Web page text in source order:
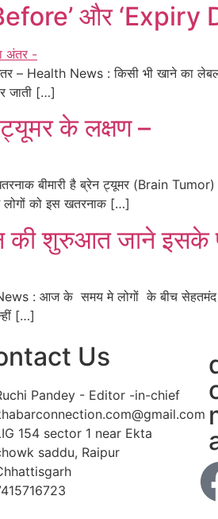
और ‘Expiry
– Health News : किसी भी खाने का
जाती […]
के लक्षण –
बीमारी है ब्रेन ट्यूमर (Brain
लोगों को इस खतरनाक […]
शुरुआत जाने इसके
: आज के समय मे लोगों के बीच सेहतमंद
[…]
Us
Pandey - Editor -in-chief
154 sector 1 near Ekta
saddu, Raipur